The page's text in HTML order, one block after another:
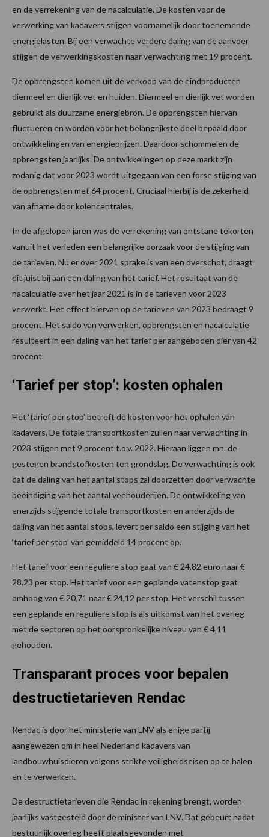
en de verrekening van de nacalculatie. De kosten voor de
verwerking van kadavers stijgen voornamelijk door toenemende
energielasten. Bij een verwachte verdere daling van de aanvoer
stijgen de verwerkingskosten naar verwachting met 19 procent.
De opbrengsten komen uit de verkoop van de eindproducten
diermeel en dierlijk vet en huiden. Diermeel en dierlijk vet worden
gebruikt als duurzame energiebron. De opbrengsten hiervan
fluctueren en worden voor het belangrijkste deel bepaald door
ontwikkelingen van energieprijzen. Daardoor schommelen de
opbrengsten jaarlijks. De ontwikkelingen op deze markt zijn
zodanig dat voor 2023 wordt uitgegaan van een forse stijging van
de opbrengsten met 64 procent. Cruciaal hierbij is de zekerheid
van afname door kolencentrales.
In de afgelopen jaren was de verrekening van ontstane tekorten
vanuit het verleden een belangrijke oorzaak voor de stijging van
de tarieven. Nu er over 2021 sprake is van een overschot, draagt
dit juist bij aan een daling van het tarief. Het resultaat van de
nacalculatie over het jaar 2021 is in de tarieven voor 2023
verwerkt. Het effect hiervan op de tarieven van 2023 bedraagt 9
procent. Het saldo van verwerken, opbrengsten en nacalculatie
resulteert in een daling van het tarief per aangeboden dier van 42
procent.
‘Tarief per stop’: kosten ophalen
Het ‘tarief per stop’ betreft de kosten voor het ophalen van
kadavers. De totale transportkosten zullen naar verwachting in
2023 stijgen met 9 procent t.o.v. 2022. Hieraan liggen mn. de
gestegen brandstofkosten ten grondslag. De verwachting is ook
dat de daling van het aantal stops zal doorzetten door verwachte
beeindiging van het aantal veehouderijen. De ontwikkeling van
enerzijds stijgende totale transportkosten en anderzijds de
daling van het aantal stops, levert per saldo een stijging van het
‘tarief per stop’ van gemiddeld 14 procent op.
Het tarief voor een reguliere stop gaat van € 24,82 euro naar €
28,23 per stop. Het tarief voor een geplande vatenstop gaat
omhoog van € 20,71 naar € 24,12 per stop. Het verschil tussen
een geplande en reguliere stop is als uitkomst van het overleg
met de sectoren op het oorspronkelijke niveau van € 4,11
gehouden.
Transparant proces voor bepalen
destructietarieven Rendac
Rendac is door het ministerie van LNV als enige partij
aangewezen om in heel Nederland kadavers van
landbouwhuisdieren volgens strikte veiligheidseisen op te halen
en te verwerken.
De destructietarieven die Rendac in rekening brengt, worden
jaarlijks vastgesteld door de minister van LNV. Dat gebeurt nadat
bestuurlijk overleg heeft plaatsgevonden met